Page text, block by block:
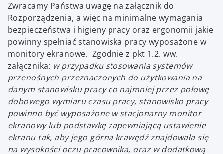
Zwracamy Państwa uwagę na załącznik do
Rozporządzenia, a więc na minimalne wymagania
bezpieczeństwa i higieny pracy oraz ergonomii jakie
powinny spełniać stanowiska pracy wyposażone w
monitory ekranowe. Zgodnie z pkt 1.2. ww.
załącznika: w przypadku stosowania systemów
przenośnych przeznaczonych do użytkowania na
danym stanowisku pracy co najmniej przez połowę
dobowego wymiaru czasu pracy, stanowisko pracy
powinno być wyposażone w stacjonarny monitor
ekranowy lub podstawkę zapewniającą ustawienie
ekranu tak, aby jego górna krawędź znajdowała się
na wysokości oczu pracownika, oraz w dodatkową